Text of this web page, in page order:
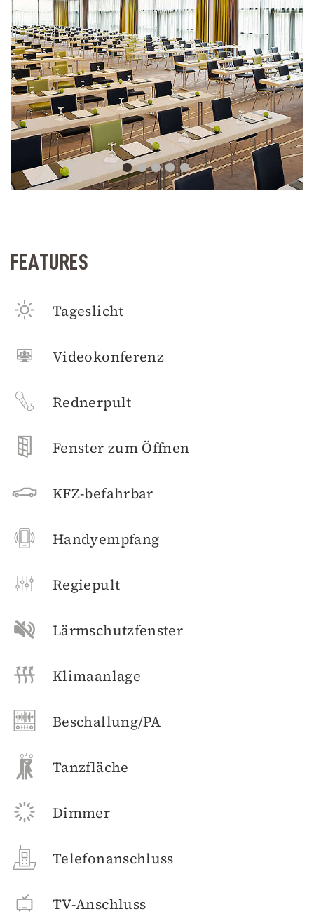
FEATURES
Tageslicht
Videokonferenz
Rednerpult
Fenster zum Öffnen
KFZ-befahrbar
Handyempfang
Regiepult
Lärmschutzfenster
Klimaanlage
Beschallung/PA
Tanzfläche
Dimmer
Telefonanschluss
TV-Anschluss